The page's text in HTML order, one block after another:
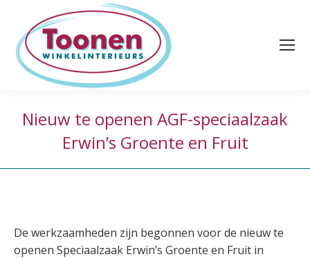
Nieuw te openen AGF-speciaalzaak
Erwin’s Groente en Fruit
De werkzaamheden zijn begonnen voor de nieuw te
openen Speciaalzaak Erwin’s Groente en Fruit in